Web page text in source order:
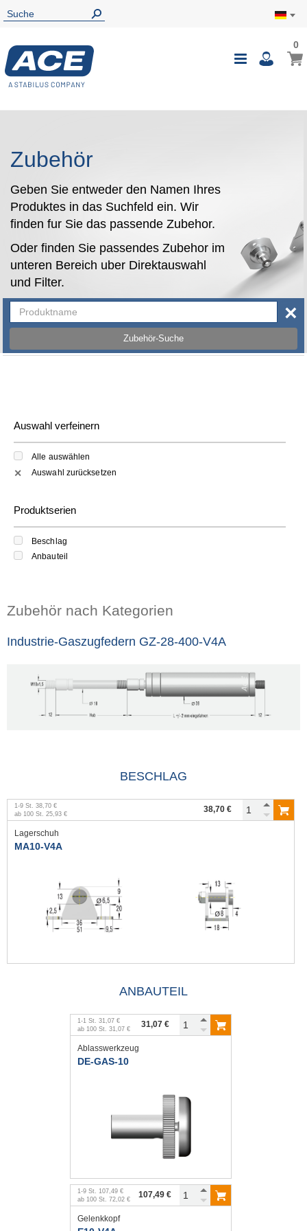
00
Zubehör
Geben Sie entweder den Namen Ihres
Produktes in das Suchfeld ein. Wir
finden fur Sie das passende Zubehor.
Oder finden Sie passendes Zubehor im
unteren Bereich uber Direktauswahl
und Filter.
Zubehör-Suche
×
Auswahl verfeinern
Alle auswählen
✕ Auswahl zurücksetzen
Produktserien
Beschlag
Anbauteil
Zubehör nach Kategorien
Industrie-Gaszugfedern GZ-28-400-V4A
BESCHLAG
1 -9 St. 38,70 €
ab 100 St. 25,93 € 38,70 €
Lagerschuh
MA10-V4A
ANBAUTEIL
1 -1 St. 31,07 €
ab 100 St. 31,07 € 31,07 €
Ablasswerkzeug
DE-GAS-10
1 -9 St. 107,49 €
ab 100 St. 72,02 € 107,49 €
Gelenkkopf